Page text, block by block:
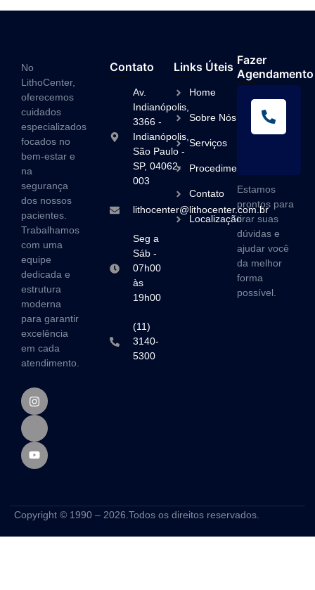
No
LithoCenter,
oferecemos
cuidados
especializados
focados no
bem-estar e
na
segurança
dos nossos
pacientes.
Trabalhamos
com uma
equipe
dedicada e
estrutura
moderna
para garantir
excelência
em cada
atendimento.
Contato
Av.
Indianópolis,
3366 -
Indianópolis,
São Paulo -
SP, 04062-
003
lithocenter@lithocenter.com.br
Seg a
Sáb -
07h00
às
19h00
(11)
3140-
5300
Links Úteis
Home
Sobre Nós
Serviços
Procedimentos
Contato
Localização
Fazer
Agendamento
Estamos
prontos para
tirar suas
dúvidas e
ajudar você
da melhor
forma
possível.
Copyright © 1990 – 2026.Todos os direitos reservados.